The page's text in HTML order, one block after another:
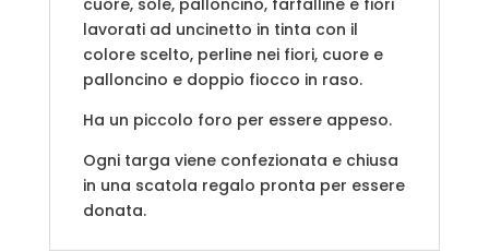
cuore, sole, palloncino, farfalline e fiori
lavorati ad uncinetto in tinta con il
colore scelto, perline nei fiori, cuore e
palloncino e doppio fiocco in raso.
Ha un piccolo foro per essere appeso.
Ogni targa viene confezionata e chiusa
in una scatola regalo pronta per essere
donata.